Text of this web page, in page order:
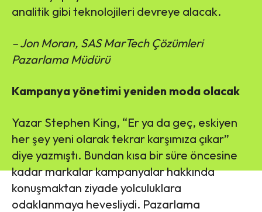
analitik gibi teknolojileri devreye alacak.
– Jon Moran, SAS MarTech Çözümleri
Pazarlama Müdürü
Kampanya yönetimi yeniden moda olacak
Yazar Stephen King, “Er ya da geç, eskiyen
her şey yeni olarak tekrar karşımıza çıkar”
diye yazmıştı. Bundan kısa bir süre öncesine
kadar markalar kampanyalar hakkında
konuşmaktan ziyade yolculuklara
odaklanmaya hevesliydi. Pazarlama